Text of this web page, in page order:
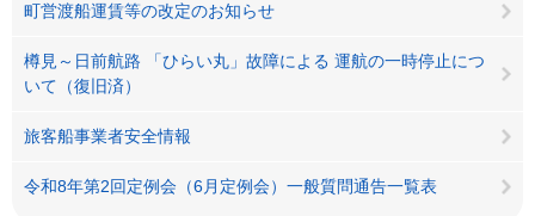
町営渡船運賃等の改定のお知らせ
樽見～日前航路 「ひらい丸」故障による 運航の一時停止につ
いて（復旧済）
旅客船事業者安全情報
令和8年第2回定例会（6月定例会）一般質問通告一覧表